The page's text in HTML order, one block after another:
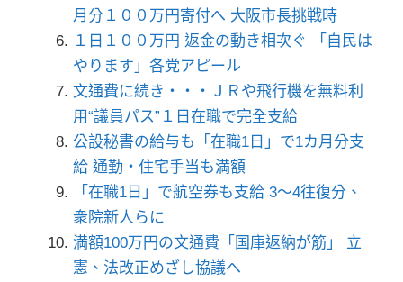
月分１００万円寄付へ 大阪市長挑戦時
１日１００万円 返金の動き相次ぐ 「自民は
やります」各党アピール
文通費に続き・・・ＪＲや飛行機を無料利
用“議員パス”１日在職で完全支給
公設秘書の給与も「在職1日」で1カ月分支
給 通勤・住宅手当も満額
「在職1日」で航空券も支給 3～4往復分、
衆院新人らに
満額100万円の文通費「国庫返納が筋」 立
憲、法改正めざし協議へ